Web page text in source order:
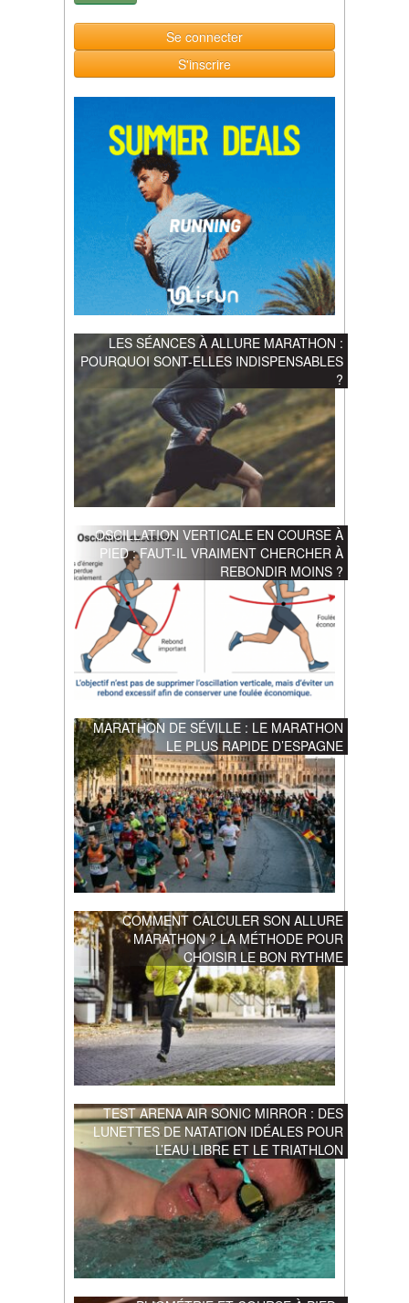
Se connecter
S'inscrire
LES SÉANCES À ALLURE MARATHON :
POURQUOI SONT-ELLES INDISPENSABLES
?
OSCILLATION VERTICALE EN COURSE À
PIED : FAUT-IL VRAIMENT CHERCHER À
REBONDIR MOINS ?
MARATHON DE SÉVILLE : LE MARATHON
LE PLUS RAPIDE D’ESPAGNE
COMMENT CALCULER SON ALLURE
MARATHON ? LA MÉTHODE POUR
CHOISIR LE BON RYTHME
TEST ARENA AIR SONIC MIRROR : DES
LUNETTES DE NATATION IDÉALES POUR
L’EAU LIBRE ET LE TRIATHLON